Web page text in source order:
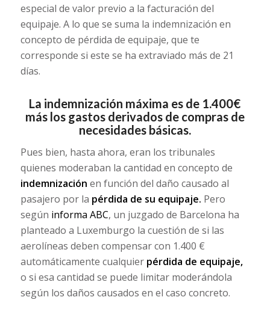
especial de valor previo a la facturación del
equipaje. A lo que se suma la indemnización en
concepto de pérdida de equipaje, que te
corresponde si este se ha extraviado más de 21
días.
La indemnización máxima es de 1.400€
más los gastos derivados de compras de
necesidades básicas.
Pues bien, hasta ahora, eran los tribunales
quienes moderaban la cantidad en concepto de
indemnización en función del daño causado al
pasajero por la pérdida de su equipaje. Pero
según informa ABC, un juzgado de Barcelona ha
planteado a Luxemburgo la cuestión de si las
aerolíneas deben compensar con 1.400 €
automáticamente cualquier pérdida de equipaje,
o si esa cantidad se puede limitar moderándola
según los daños causados en el caso concreto.